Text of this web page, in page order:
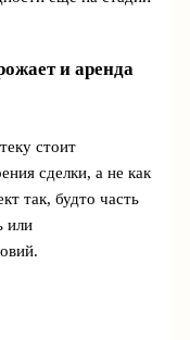
и аренда
стоит
сделки, а не как
так, будто часть
или